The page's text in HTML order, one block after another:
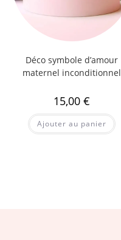
Déco symbole d’amour
maternel inconditionnel
15,00€
Ajouter au panier